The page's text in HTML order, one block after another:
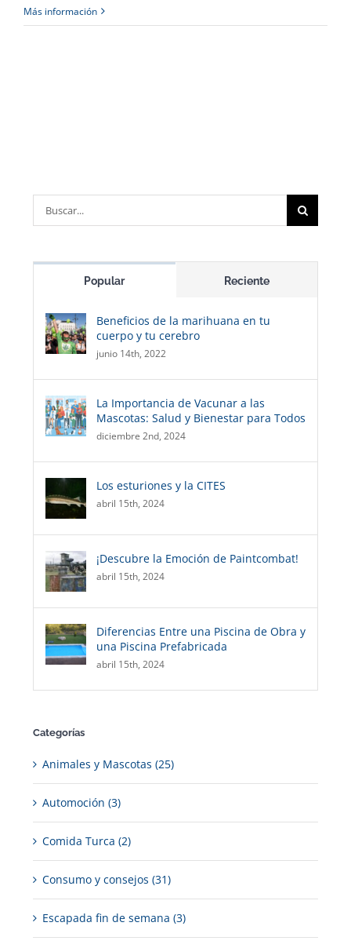
Más información
Buscar:
Popular Reciente
Beneficios de la marihuana en tu
cuerpo y tu cerebro
junio 14th, 2022
La Importancia de Vacunar a las
Mascotas: Salud y Bienestar para Todos
diciembre 2nd, 2024
Los esturiones y la CITES
abril 15th, 2024
¡Descubre la Emoción de Paintcombat!
abril 15th, 2024
Diferencias Entre una Piscina de Obra y
una Piscina Prefabricada
abril 15th, 2024
Categorías
Animales y Mascotas (25)
Automoción (3)
Comida Turca (2)
Consumo y consejos (31)
Escapada fin de semana (3)